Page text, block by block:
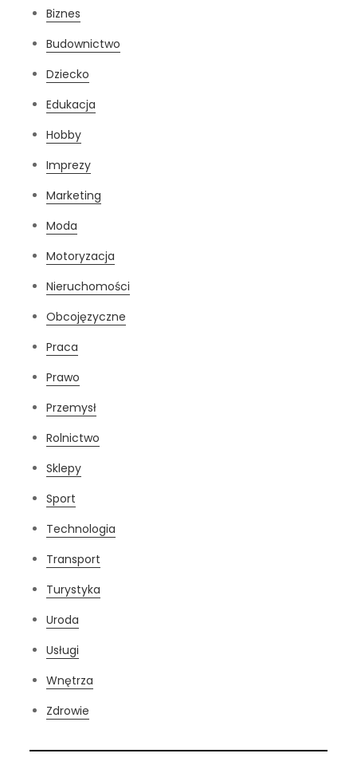
Biznes
Budownictwo
Dziecko
Edukacja
Hobby
Imprezy
Marketing
Moda
Motoryzacja
Nieruchomości
Obcojęzyczne
Praca
Prawo
Przemysł
Rolnictwo
Sklepy
Sport
Technologia
Transport
Turystyka
Uroda
Usługi
Wnętrza
Zdrowie